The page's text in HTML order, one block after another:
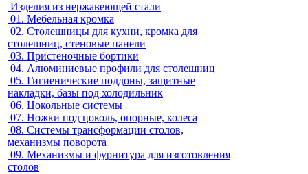
Изделия из нержавеющей стали
01. Мебельная кромка
02. Столешницы для кухни, кромка для
столешниц, стеновые панели
03. Пристеночные бортики
04. Алюминиевые профили для столешниц
05. Гигиенические поддоны, защитные
накладки, базы под холодильник
06. Цокольные системы
07. Ножки под цоколь, опорные, колеса
08. Системы трансформации столов,
механизмы поворота
09. Механизмы и фурнитура для изготовления
столов